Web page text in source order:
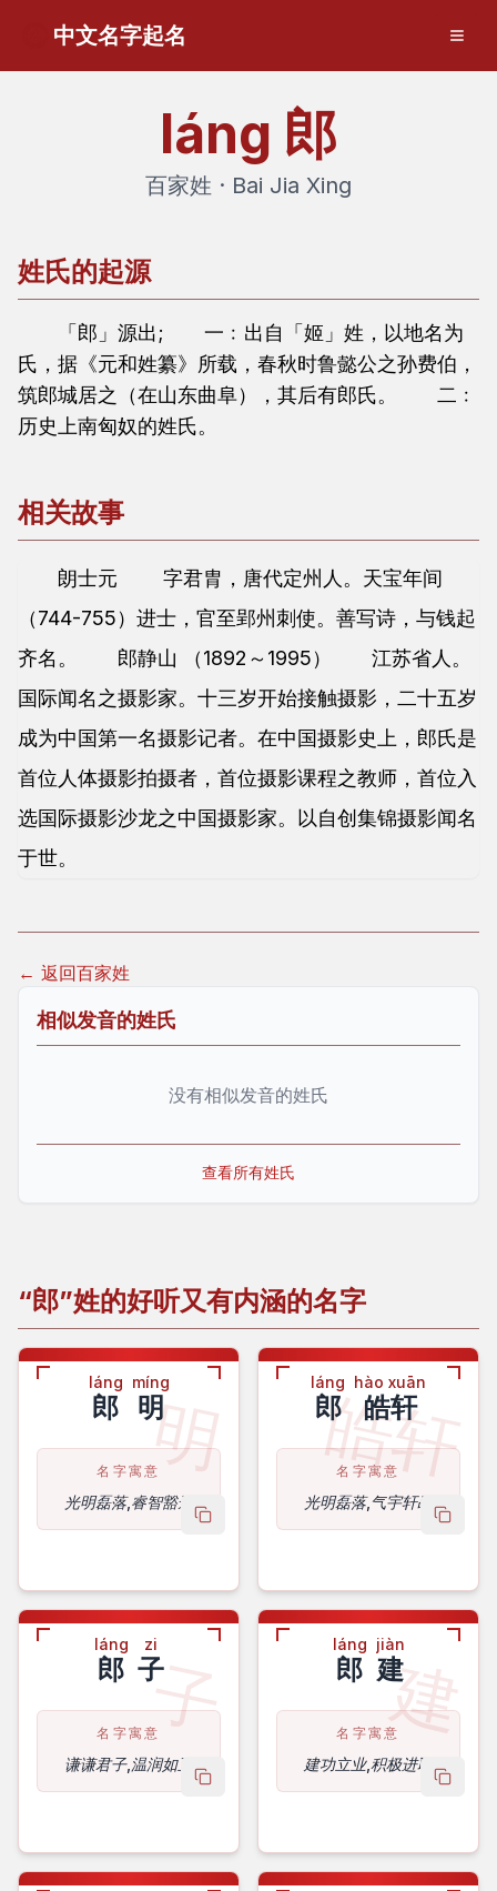
中文名字起名
láng 郎
百家姓 · Bai Jia Xing
姓氏的起源
「郎」源出; 一﹕出自「姬」姓，以地名为
氏，据《元和姓纂》所载，春秋时鲁懿公之孙费伯，
筑郎城居之（在山东曲阜），其后有郎氏。 二﹕
历史上南匈奴的姓氏。
相关故事
朗士元 字君胄，唐代定州人。天宝年间
（744-755）进士，官至郢州刺使。善写诗，与钱起
齐名。 郎静山 （1892～1995） 江苏省人。
国际闻名之摄影家。十三岁开始接触摄影，二十五岁
成为中国第一名摄影记者。在中国摄影史上，郎氏是
首位人体摄影拍摄者，首位摄影课程之教师，首位入
选国际摄影沙龙之中国摄影家。以自创集锦摄影闻名
于世。
← 返回百家姓
相似发音的姓氏
没有相似发音的姓氏
查看所有姓氏
“郎”姓的好听又有内涵的名字
明
láng
郎
míng
明
名字寓意
光明磊落,睿智豁达
copy name
皓轩
láng
郎
hào xuān
皓轩
名字寓意
光明磊落,气宇轩昂
copy
子
láng
郎
zi
子
名字寓意
谦谦君子,温润如玉
copy name
建
láng
郎
jiàn
建
名字寓意
建功立业,积极进取
copy